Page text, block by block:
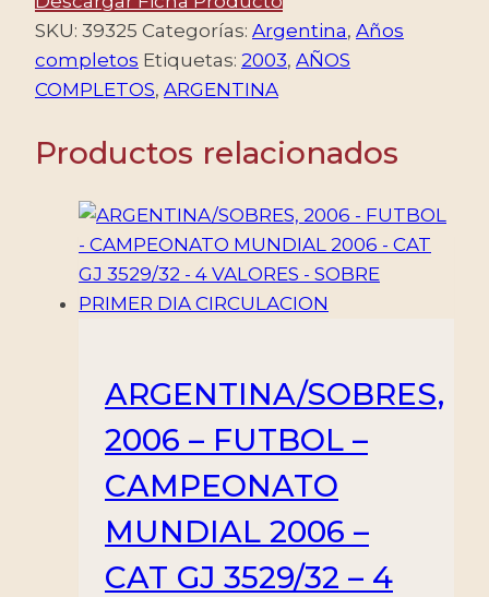
AÑO
COMPLETO
-
SELLOS
CONMEMORATIVOS
BLOQUES
cantidad
SKU: 39325 Categorías: Argentina, Años
completos Etiquetas: 2003, AÑOS
COMPLETOS, ARGENTINA
Productos relacionados
ARGENTINA/SOBRES,
2006 – FUTBOL –
CAMPEONATO
MUNDIAL 2006 –
CAT GJ 3529/32 – 4